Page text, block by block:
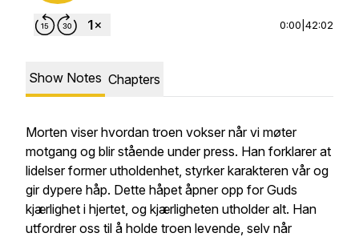
0:00 42:02
Show Notes Chapters
Morten viser hvordan troen vokser når vi møter
motgang og blir stående under press. Han forklarer at
lidelser former utholdenhet, styrker karakteren vår og
gir dypere håp. Dette håpet åpner opp for Guds
kjærlighet i hjertet, og kjærligheten utholder alt. Han
utfordrer oss til å holde troen levende, selv når